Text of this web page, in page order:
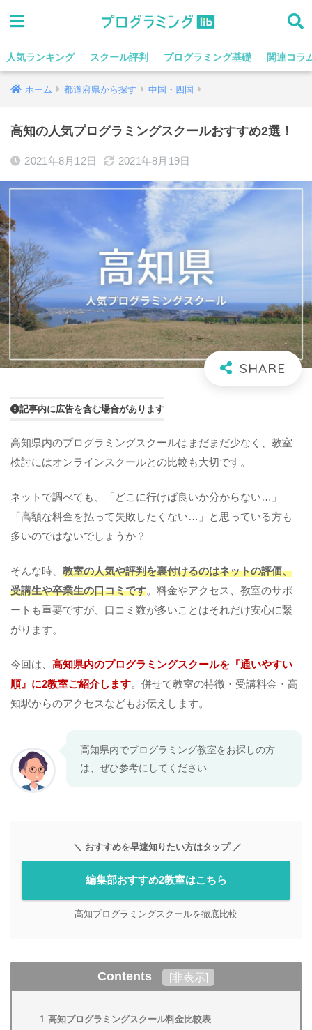
人気ランキング スクール評判 プログラミング基礎 関連コラ
ホーム 都道府県から探す 中国・四国
高知の人気プログラミングスクールおすすめ2選！
2021年8月12日 2021年8月19日
記事内に広告を含む場合があります
高知県内のプログラミングスクールはまだまだ少なく、教室
検討にはオンラインスクールとの比較も大切です。
ネットで調べても、「どこに行けば良いか分からない…」
「高額な料金を払って失敗したくない…」と思っている方も
多いのではないでしょうか？
そんな時、 教室の人気や評判を裏付けるのはネットの評価、
受講生や卒業生の口コミです。料金やアクセス、教室のサポ
ートも重要ですが、口コミ数が多いことはそれだけ安心に繋
がります。
今回は、 高知県内のプログラミングスクールを『通いやすい
順』に2教室ご紹介します。併せて教室の特徴・受講料金・高
知駅からのアクセスなどもお伝えします。
高知県内でプログラミング教室をお探しの方
は、ぜひ参考にしてください
＼ おすすめを早速知りたい方はタップ ／
編集部おすすめ2教室はこちら
高知プログラミングスクールを徹底比較
Contents [非表示]
1 高知プログラミングスクール料金比較表